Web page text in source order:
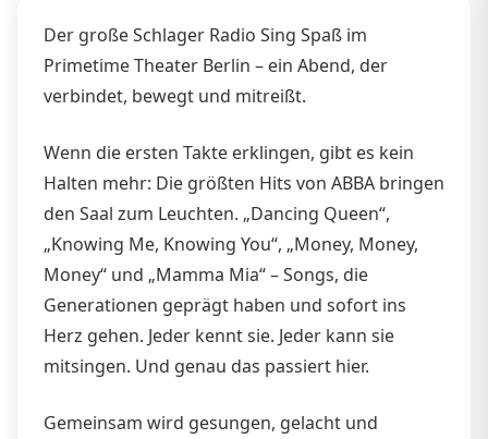
Der große Schlager Radio Sing Spaß im
Primetime Theater Berlin – ein Abend, der
verbindet, bewegt und mitreißt.
Wenn die ersten Takte erklingen, gibt es kein
Halten mehr: Die größten Hits von ABBA bringen
den Saal zum Leuchten. „Dancing Queen“,
„Knowing Me, Knowing You“, „Money, Money,
Money“ und „Mamma Mia“ – Songs, die
Generationen geprägt haben und sofort ins
Herz gehen. Jeder kennt sie. Jeder kann sie
mitsingen. Und genau das passiert hier.
Gemeinsam wird gesungen, gelacht und